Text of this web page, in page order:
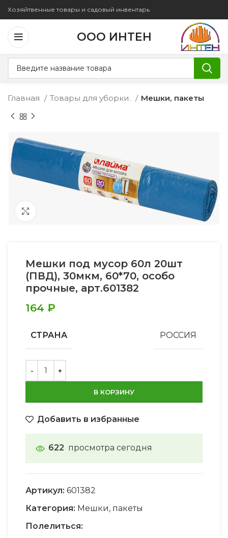
Хозяйтвенные товары и садовый инвентарь
ООО ИНТЕН
Главная Товары для уборки. Мешки, пакеты
Мешки под мусор 60л 20шт
(ПВД), 30мкм, 60*70, особо
прочные, арт.601382
164 ₽
СТРАНА РОССИЯ
В КОРЗИНУ
Добавить в избранные
622 просмотра сегодня
Артикул: 601382
Категория: Мешки, пакеты
Полелиться: